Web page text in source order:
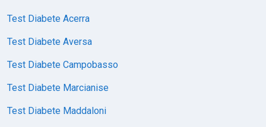
Test Diabete Acerra
Test Diabete Aversa
Test Diabete Campobasso
Test Diabete Marcianise
Test Diabete Maddaloni